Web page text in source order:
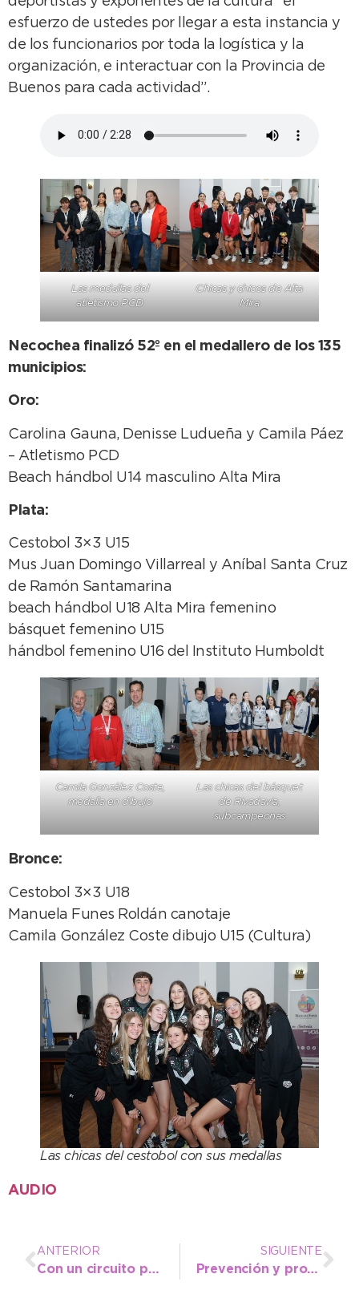
esfuerzo de ustedes por llegar a esta instancia y
de los funcionarios por toda la logística y la
organización, e interactuar con la Provincia de
Buenos para cada actividad”.
Las medallas del
atletismo PCD
Chicas y chicos de Alta
Mira
Necochea finalizó 52º en el medallero de los 135
municipios:
Oro:
Carolina Gauna, Denisse Ludueña y Camila Páez
– Atletismo PCD
Beach hándbol U14 masculino Alta Mira
Plata:
Cestobol 3×3 U15
Mus Juan Domingo Villarreal y Aníbal Santa Cruz
de Ramón Santamarina
beach hándbol U18 Alta Mira femenino
básquet femenino U15
hándbol femenino U16 del Instituto Humboldt
Camila González Coste,
medalla en dibujo
Las chicas del básquet
de Rivadavia,
subcampeonas
Bronce:
Cestobol 3×3 U18
Manuela Funes Roldán canotaje
Camila González Coste dibujo U15 (Cultura)
Las chicas del cestobol con sus medallas
AUDIO
ANTERIOR
Con un circuito para bicicletas y monopatines, el Jardín Nº 909 vivió sus jornadas de Educación Vial
SIGUIENTE
Prevención y promoción: El rol de la Atención Primaria en la lucha contra la Diabetes